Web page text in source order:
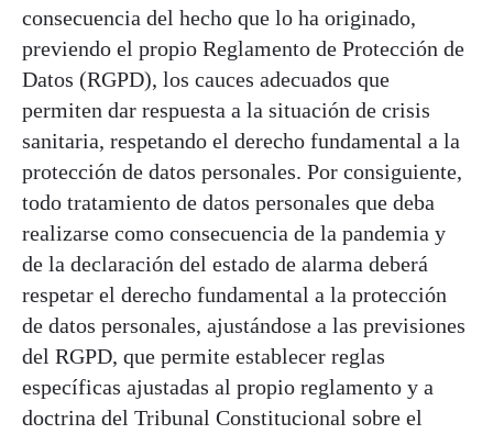
consecuencia del hecho que lo ha originado,
previendo el propio Reglamento de Protección de
Datos (RGPD), los cauces adecuados que
permiten dar respuesta a la situación de crisis
sanitaria, respetando el derecho fundamental a la
protección de datos personales. Por consiguiente,
todo tratamiento de datos personales que deba
realizarse como consecuencia de la pandemia y
de la declaración del estado de alarma deberá
respetar el derecho fundamental a la protección
de datos personales, ajustándose a las previsiones
del RGPD, que permite establecer reglas
específicas ajustadas al propio reglamento y a
doctrina del Tribunal Constitucional sobre el